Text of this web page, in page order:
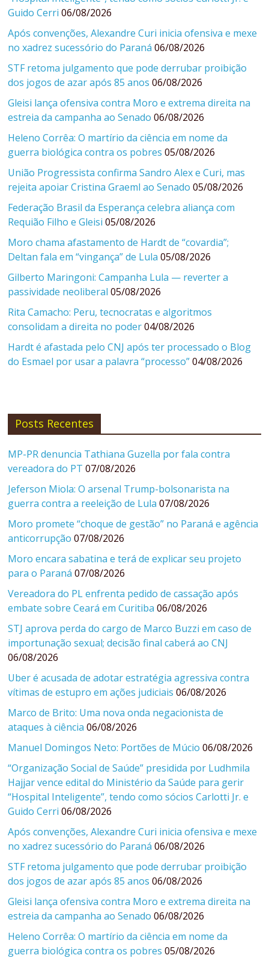
Guido Cerri 06/08/2026
Após convenções, Alexandre Curi inicia ofensiva e mexe
no xadrez sucessório do Paraná 06/08/2026
STF retoma julgamento que pode derrubar proibição
dos jogos de azar após 85 anos 06/08/2026
Gleisi lança ofensiva contra Moro e extrema direita na
estreia da campanha ao Senado 06/08/2026
Heleno Corrêa: O martírio da ciência em nome da
guerra biológica contra os pobres 05/08/2026
União Progressista confirma Sandro Alex e Curi, mas
rejeita apoiar Cristina Graeml ao Senado 05/08/2026
Federação Brasil da Esperança celebra aliança com
Requião Filho e Gleisi 05/08/2026
Moro chama afastamento de Hardt de “covardia”;
Deltan fala em “vingança” de Lula 05/08/2026
Gilberto Maringoni: Campanha Lula — reverter a
passividade neoliberal 05/08/2026
Rita Camacho: Peru, tecnocratas e algoritmos
consolidam a direita no poder 04/08/2026
Hardt é afastada pelo CNJ após ter processado o Blog
do Esmael por usar a palavra “processo” 04/08/2026
Posts Recentes
MP-PR denuncia Tathiana Guzella por fala contra
vereadora do PT 07/08/2026
Jeferson Miola: O arsenal Trump-bolsonarista na
guerra contra a reeleição de Lula 07/08/2026
Moro promete “choque de gestão” no Paraná e agência
anticorrupção 07/08/2026
Moro encara sabatina e terá de explicar seu projeto
para o Paraná 07/08/2026
Vereadora do PL enfrenta pedido de cassação após
embate sobre Ceará em Curitiba 06/08/2026
STJ aprova perda do cargo de Marco Buzzi em caso de
importunação sexual; decisão final caberá ao CNJ
06/08/2026
Uber é acusada de adotar estratégia agressiva contra
vítimas de estupro em ações judiciais 06/08/2026
Marco de Brito: Uma nova onda negacionista de
ataques à ciência 06/08/2026
Manuel Domingos Neto: Portões de Múcio 06/08/2026
“Organização Social de Saúde” presidida por Ludhmila
Hajjar vence edital do Ministério da Saúde para gerir
“Hospital Inteligente”, tendo como sócios Carlotti Jr. e
Guido Cerri 06/08/2026
Após convenções, Alexandre Curi inicia ofensiva e mexe
no xadrez sucessório do Paraná 06/08/2026
STF retoma julgamento que pode derrubar proibição
dos jogos de azar após 85 anos 06/08/2026
Gleisi lança ofensiva contra Moro e extrema direita na
estreia da campanha ao Senado 06/08/2026
Heleno Corrêa: O martírio da ciência em nome da
guerra biológica contra os pobres 05/08/2026